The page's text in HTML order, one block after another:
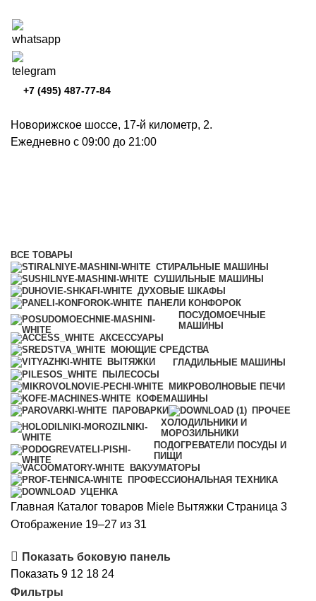
+7 (495) 487-77-84
Новорижское шоссе, 17-й километр, 2.
Ежедневно с 09:00 до 21:00
ВСЕ ТОВАРЫ
СТИРАЛЬНЫЕ МАШИНЫ
СУШИЛЬНЫЕ МАШИНЫ
ДУХОВЫЕ ШКАФЫ
ПАНЕЛИ КОНФОРОК
ПОСУДОМОЕЧНЫЕ
МАШИНЫ
АКСЕССУАРЫ
МОЮЩИЕ СРЕДСТВА
ВЫТЯЖКИ
ГЛАДИЛЬНЫЕ МАШИНЫ
ПЫЛЕСОСЫ
МИКРОВОЛНОВЫЕ ПЕЧИ
КОФЕМАШИНЫ
ПАРОВАРКИ
ПРОЧЕЕ
ХОЛОДИЛЬНИКИ И
МОРОЗИЛЬНИКИ
ПОДОГРЕВАТЕЛИ ПОСУДЫ И
ПИЩИ
ВАКУУМАТОРЫ
ПРОФЕССИОНАЛЬНАЯ ТЕХНИКА
УЦЕНКА
Главная Каталог товаров Miele Вытяжки Страница 3
Отображение 19–27 из 31
возрастанию
Показать боковую панель
Показать 9 12 18 24
Фильтры